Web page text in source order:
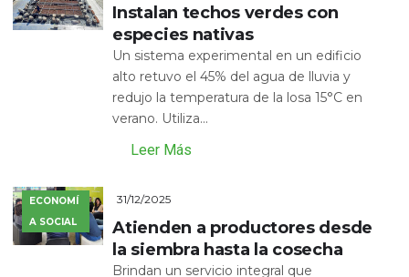
Instalan techos verdes con
especies nativas
Un sistema experimental en un edificio
alto retuvo el 45% del agua de lluvia y
redujo la temperatura de la losa 15°C en
verano. Utiliza...
Leer Más
ECONOMÍ
A SOCIAL
31/12/2025
Atienden a productores desde
la siembra hasta la cosecha
Brindan un servicio integral que